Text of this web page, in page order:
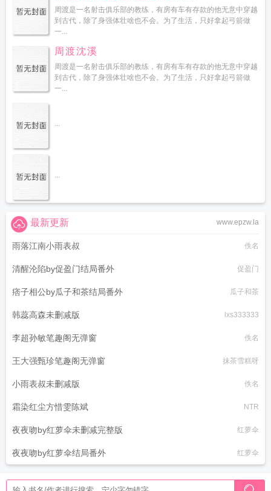
周渡是一名射击俱乐部的教练，有房有车有存款的他无意中穿越
到古代，除了身强体壮啥也不会。为了生活，只好拿起弓箭做
一...
周渡沈溪
周渡是一名射击俱乐部的教练，有房有车有存款的他无意中穿越
到古代，除了身强体壮啥也不会。为了生活，只好拿起弓箭做
一...
...
...
www.epzw.la
最新更新
雨落江南小雨表叔 佚名
清醒沦陷by促盈门结局番外 促盈门
痞子相公by瓜子和茶结局番外 瓜子和茶
韩蕊高森未删减版 lxs333333
李超孙敏笔趣阁无弹窗 佚名
王大强甄珍笔趣阁无弹窗 抹茶雪糕呀
小雨表叔未删减版 佚名
霜染红尘方惜雯陈斌 NTR
夜夜吻by红萝伞未删减完整版 红萝伞
夜夜吻by红萝伞结局番外 红萝伞